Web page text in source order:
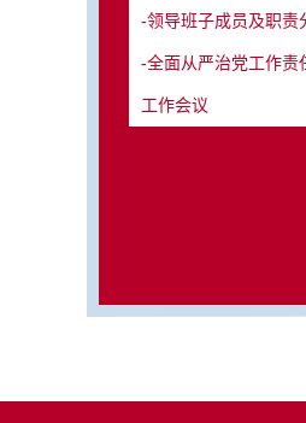
-领导班子成员及职责
-全面从严治党工作责
工作会议